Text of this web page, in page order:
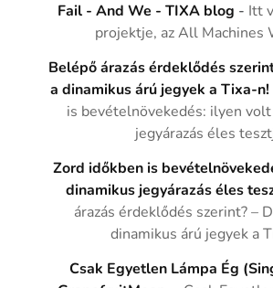
Fail - And We - TIXA blog - Itt
projektje, az All Machines
Belépő árazás érdeklődés
a dinamikus árú jegyek a Tixa-n!
is bevételnövekedés: ilyen
jegyárazás éles
Zord időkben is
dinamikus jegyárazás éles
árazás érdeklődés szerint? –
dinamikus árú jegyek a
Csak Egyetlen Lámpa Ég